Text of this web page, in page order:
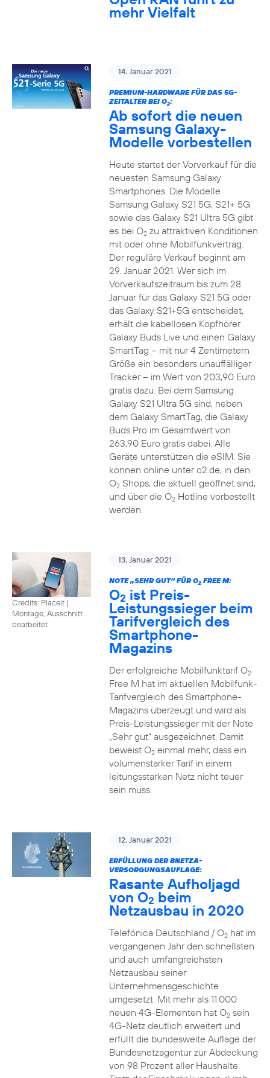
mehr Vielfalt
14. Januar 2021
PREMIUM-HARDWARE FÜR DAS 5G-
ZEITALTER BEI O2:
Ab sofort die neuen
Samsung Galaxy-
Modelle vorbestellen
Heute startet der Vorverkauf für die
neuesten Samsung Galaxy
Smartphones. Die Modelle
Samsung Galaxy S21 5G, S21+ 5G
sowie das Galaxy S21 Ultra 5G gibt
es bei O2zu attraktiven Konditionen
mit oder ohne Mobilfunkvertrag.
Der reguläre Verkauf beginnt am
29. Januar 2021. Wer sich im
Vorverkaufszeitraum bis zum 28.
Januar für das Galaxy S21 5G oder
das Galaxy S21+5G entscheidet,
erhält die kabellosen Kopfhörer
Galaxy Buds Live und einen Galaxy
SmartTag – mit nur 4 Zentimetern
Größe ein besonders unauffälliger
Tracker – im Wert von 203,90 Euro
gratis dazu. Bei dem Samsung
Galaxy S21 Ultra 5G sind, neben
dem Galaxy SmartTag, die Galaxy
Buds Pro im Gesamtwert von
263,90 Euro gratis dabei. Alle
Geräte unterstützen die eSIM. Sie
können online unter o2.de, in den
O2Shops, die aktuell geöffnet sind,
und über die O2Hotline vorbestellt
werden.
Credits: Placeit |
Montage, Ausschnitt
bearbeitet
13. Januar 2021
NOTE „SEHR GUT“ FÜR O2FREE M:
O2 ist Preis-
Leistungssieger beim
Tarifvergleich des
Smartphone-
Magazins
Der erfolgreiche Mobilfunktarif O2
Free M hat im aktuellen Mobilfunk-
Tarifvergleich des Smartphone-
Magazins überzeugt und wird als
Preis-Leistungssieger mit der Note
„Sehr gut“ ausgezeichnet. Damit
beweist O2einmal mehr, dass ein
volumenstarker Tarif in einem
leitungsstarken Netz nicht teuer
sein muss.
12. Januar 2021
ERFÜLLUNG DER BNETZA-
VERSORGUNGSAUFLAGE:
Rasante Aufholjagd
von O2 beim
Netzausbau in 2020
Telefónica Deutschland / O2hat im
vergangenen Jahr den schnellsten
und auch umfangreichsten
Netzausbau seiner
Unternehmensgeschichte
umgesetzt. Mit mehr als 11.000
neuen 4G-Elementen hat O2sein
4G-Netz deutlich erweitert und
erfüllt die bundesweite Auflage der
Bundesnetzagentur zur Abdeckung
von 98 Prozent aller Haushalte.